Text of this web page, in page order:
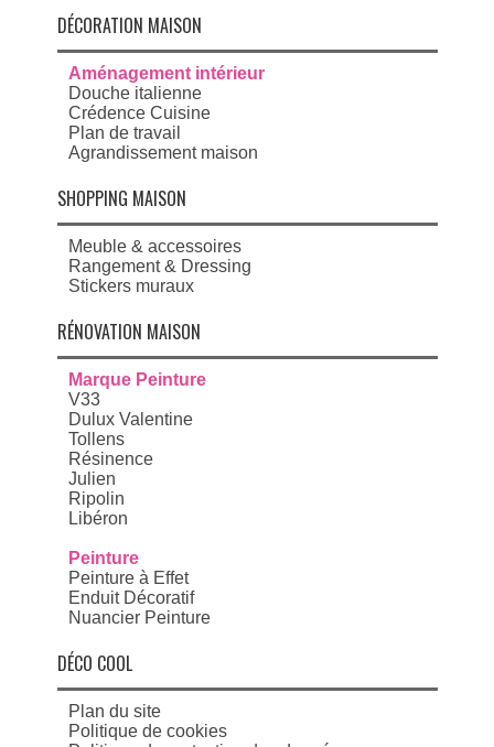
DÉCORATION MAISON
Aménagement intérieur
Douche italienne
Crédence Cuisine
Plan de travail
Agrandissement maison
SHOPPING MAISON
Meuble & accessoires
Rangement & Dressing
Stickers muraux
RÉNOVATION MAISON
Marque Peinture
V33
Dulux Valentine
Tollens
Résinence
Julien
Ripolin
Libéron
Peinture
Peinture à Effet
Enduit Décoratif
Nuancier Peinture
DÉCO COOL
Plan du site
Politique de cookies